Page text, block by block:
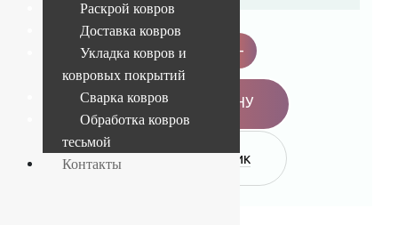
-
Ковролин
Тафт
Альпы
quantity
+
В КОРЗИНУ
Купить в 1 клик
Раскрой ковров
Доставка ковров
Укладка ковров и
ковровых покрытий
Сварка ковров
Обработка ковров
тесьмой
Контакты